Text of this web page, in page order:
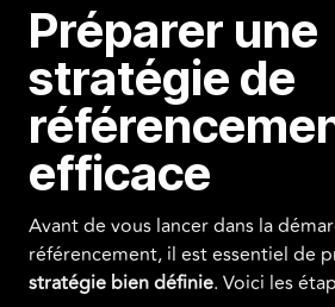
Préparer une
stratégie de
efficace
Avant de vous lancer dans la
référencement, il est essentiel de
stratégie bien définie. Voici les